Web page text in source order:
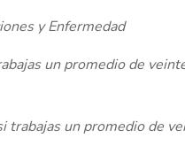
y Enfermedad
un promedio de
trabajas un promedio de